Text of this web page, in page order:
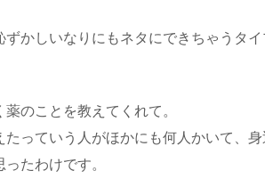
かしいなりにもネタにできちゃうタ
のことを教えてくれて。
っていう人がほかにも何人かいて、
たわけです。